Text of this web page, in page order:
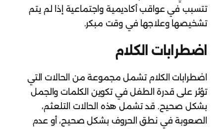
تتسبب في عواقب أكاديمية واجتماعية إذا لم يتم
تشخيصها وعلاجها في وقت مبكر.
اضطرابات الكلام
اضطرابات الكلام تشمل مجموعة من الحالات التي
تؤثر على قدرة الطفل في تكوين الكلمات والجمل
بشكل صحيح. قد تشمل هذه الحالات التلعثم،
الصعوبة في نطق الحروف بشكل صحيح، أو عدم